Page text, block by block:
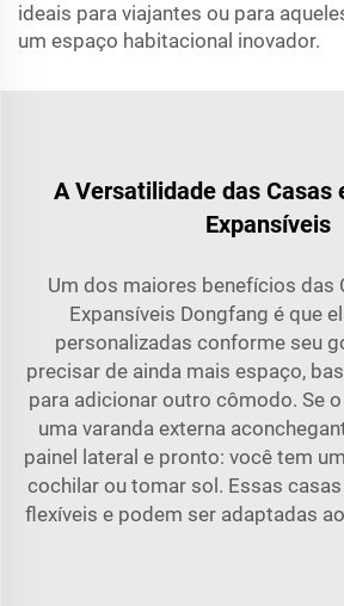
ideais para viajantes ou para
um espaço habitacional inovador.
A Versatilidade das Casas
Expansíveis
Um dos maiores benefícios das
Expansíveis Dongfang é que
personalizadas conforme seu
precisar de ainda mais espaço,
para adicionar outro cômodo. Se
uma varanda externa
painel lateral e pronto: você tem
cochilar ou tomar sol. Essas
flexíveis e podem ser adaptadas